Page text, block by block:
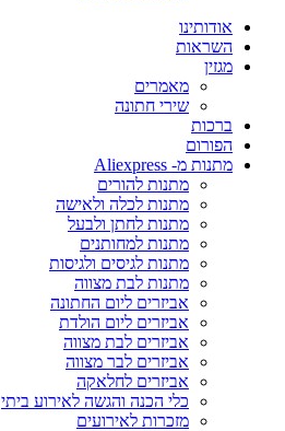
אודותינו
השראות
מגזין
מאמרים
שירי חתונה
ברכות
הפורום
מתנות מ- Aliexpress
מתנות להורים
מתנות לכלה ולאישה
מתנות לחתן ולבעל
מתנות למחותנים
מתנות לגיסים ולגיסות
מתנות לבת מצווה
אביזרים ליום החתונה
אביזרים ליום הולדת
אביזרים לבת מצווה
אביזרים לבר מצווה
אביזרים לחלאקה
כלי הכנה והגשה לאירוע ביתי
מזכרות לאירועים